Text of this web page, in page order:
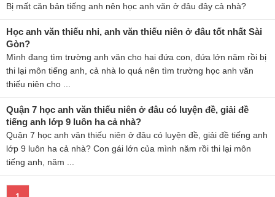
Bị mất căn bản tiếng anh nên học anh văn ở đâu đây cả nhà?
Học anh văn thiếu nhi, anh văn thiếu niên ở đâu tốt nhất Sài
Gòn?
Mình đang tìm trường anh văn cho hai đứa con, đứa lớn năm rồi bị
thi lại môn tiếng anh, cả nhà lo quá nên tìm trường học anh văn
thiếu niên cho ...
Quận 7 học anh văn thiếu niên ở đâu có luyện đề, giải đề
tiếng anh lớp 9 luôn ha cả nhà?
Quận 7 học anh văn thiếu niên ở đâu có luyện đề, giải đề tiếng anh
lớp 9 luôn ha cả nhà? Con gái lớn của mình năm rồi thi lại môn
tiếng anh, năm ...